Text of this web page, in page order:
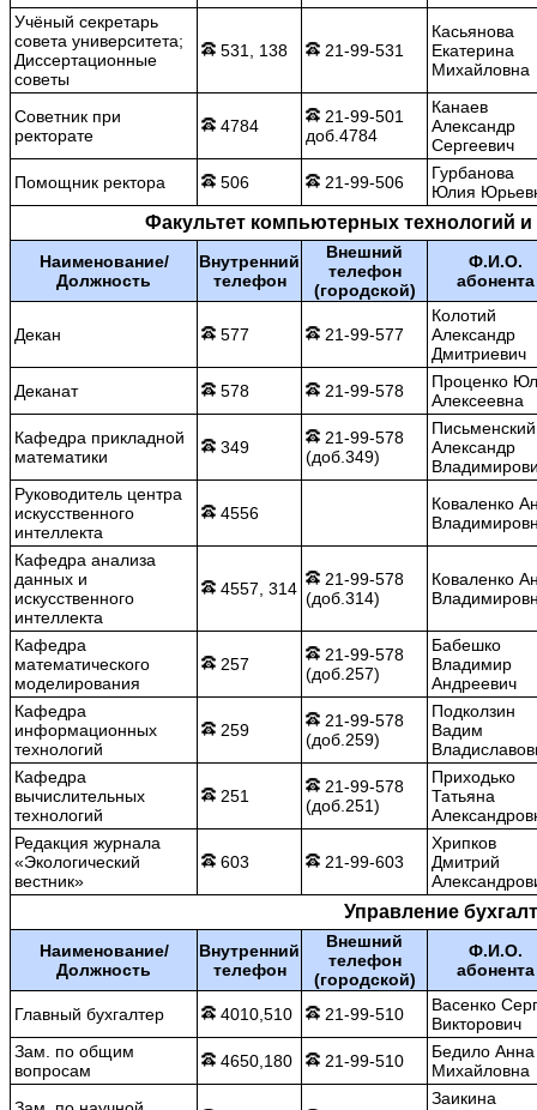
Учёный секретарь
совета университета;
Диссертационные
советы
531, 138 21-99-531
Касьянова
Екатерина
Михайловна
Советник при
ректорате
4784
21-99-501
доб.4784
Канаев
Александр
Сергеевич
Помощник ректора
506 21-99-506
Гурбанова
Юлия
Факультет компьютерных технологий
Наименование/
Должность
Внутренний
телефон
Внешний
телефон
(городской)
Ф.И.О.
абонента
Декан 577 21-99-577
Колотий
Александр
Дмитриевич
Деканат
578 21-99-578
Проценко
Алексеевна
Кафедра прикладной
математики
349
21-99-578
(доб.349)
Письменский
Александр
Руководитель центра
искусственного
интеллекта
4556
Коваленко
Кафедра анализа
данных и
искусственного
интеллекта
4557, 314
21-99-578
(доб.314)
Коваленко
Кафедра
математического
моделирования
257
21-99-578
(доб.257)
Бабешко
Владимир
Андреевич
Кафедра
информационных
технологий
259
21-99-578
(доб.259)
Подколзин
Вадим
Кафедра
вычислительных
технологий
251
21-99-578
(доб.251)
Приходько
Татьяна
Редакция журнала
«Экологический
вестник»
603 21-99-603
Хрипков
Дмитрий
Управление
Наименование/
Должность
Внутренний
телефон
Внешний
телефон
(городской)
Ф.И.О.
абонента
Главный бухгалтер 4010,510 21-99-510
Васенко
Викторович
Зам. по общим
вопросам
4650,180 21-99-510
Бедило Анна
Михайловна
Заикина